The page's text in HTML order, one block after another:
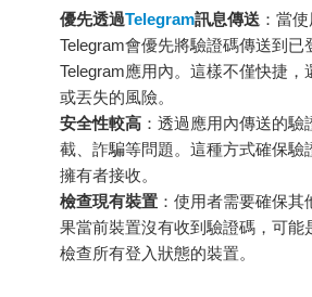
優先透過Telegram訊息傳送 ：當
Telegram會優先將驗證碼傳送到已
Telegram應用內。這樣不僅快捷
或丟失的風險。
安全性較高 ：透過應用內傳送的
截、詐騙等問題。這種方式確保驗
擁有者接收。
檢查現有裝置 ：使用者需要確保
果當前裝置沒有收到驗證碼，可能
檢查所有登入狀態的裝置。